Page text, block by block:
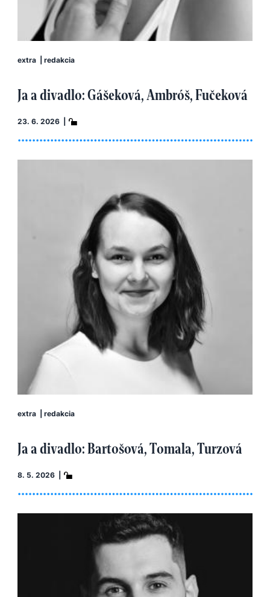
extra redakcia
Ja a divadlo: Gášeková, Ambróš, Fučeková
23. 6. 2026 |
extra redakcia
Ja a divadlo: Bartošová, Tomala, Turzová
8. 5. 2026 |